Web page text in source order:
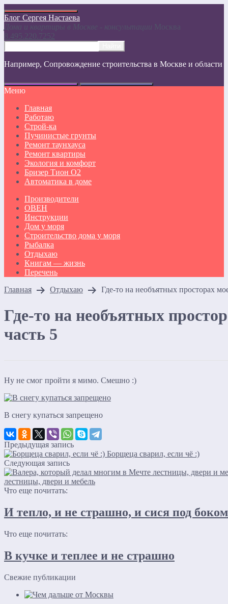
Блог Сергея Настаева
Дома и квартиры в Москве - консультации Москвa
8.495.220.7252
Например, Сопровождение строительства в Москве и области
Меню
Главная
Работаю
Строй-ка
Пучинистые грунты
Ремонт таунхауса
Ремонт квартиры
Экология и комфорт
Бризер Тион О2
Автоматика в доме
Производители
ОВЕН
Инструкции
Дом у моря
Строительство дома у моря
Рыбалка
Отдыхаю
Книгам — жизнь
Перечень
Главная
Отдыхаю Где-то на необъятных просторах
Где-то на необъятных
часть 5
Ну не смог пройти я мимо. Смешно :)
В снегу купаться запрещено
Предыдущая запись
Борщеца сварил, если чё :)
Следующая запись
лестницы, двери и мебель
Что еще почитать:
И тепло, и не страшно, и сися под
Что еще почитать:
В кучке и теплее и не страшно
Свежие публикации